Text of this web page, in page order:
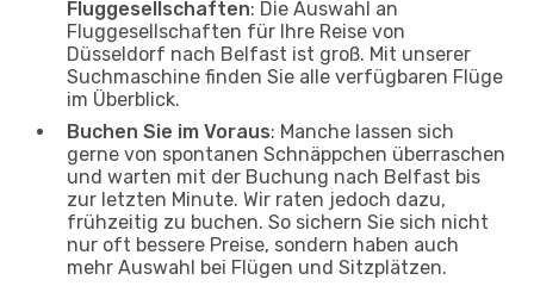
Fluggesellschaften: Die Auswahl an
Fluggesellschaften für Ihre Reise von
Düsseldorf nach Belfast ist groß. Mit unserer
Suchmaschine finden Sie alle verfügbaren Flüge
im Überblick.
Buchen Sie im Voraus: Manche lassen sich
gerne von spontanen Schnäppchen überraschen
und warten mit der Buchung nach Belfast bis
zur letzten Minute. Wir raten jedoch dazu,
frühzeitig zu buchen. So sichern Sie sich nicht
nur oft bessere Preise, sondern haben auch
mehr Auswahl bei Flügen und Sitzplätzen.